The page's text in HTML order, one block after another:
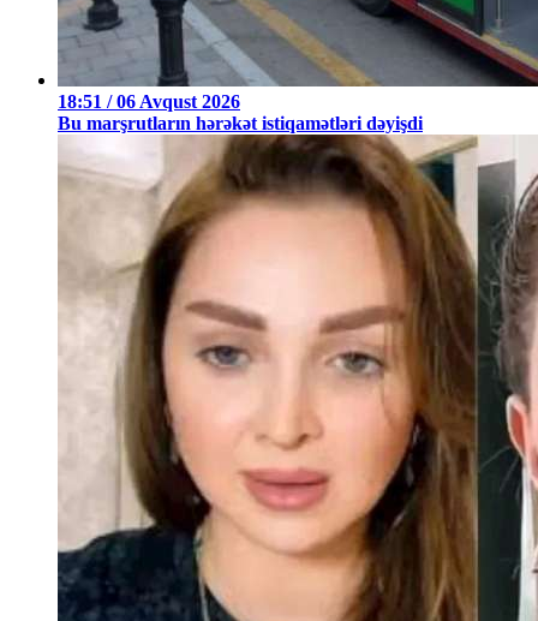
18:51 / 06 Avqust 2026
Bu marşrutların hərəkət istiqamətləri dəyişdi